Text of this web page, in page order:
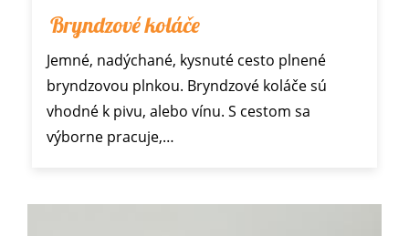
Bryndzové koláče
Jemné, nadýchané, kysnuté cesto plnené
bryndzovou plnkou. Bryndzové koláče sú
vhodné k pivu, alebo vínu. S cestom sa
výborne pracuje,…